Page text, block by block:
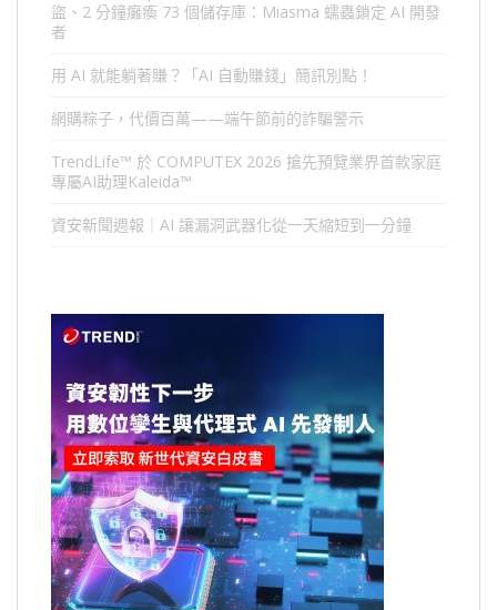
盜、2 分鐘癱瘓 73 個儲存庫：Miasma 蠕蟲鎖定 AI 開發
者
用 AI 就能躺著賺？「AI 自動賺錢」簡訊別點！
網購粽子，代價百萬——端午節前的詐騙警示
TrendLife™ 於 COMPUTEX 2026 搶先預覽業界首款家庭
專屬AI助理Kaleida™
資安新聞週報｜AI 讓漏洞武器化從一天縮短到一分鐘